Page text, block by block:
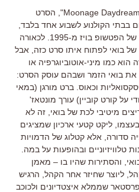
באופן מפתיע השיר שפותח את "Moonage Daydream", הסרט
בבתי הקולנוע לשבוע אחד בלבד,
הוא "Hallo Spaceboy", ברימיקס של הפטשופ בויז מ-1995. לכאורה
של בואי לפתוח איתו סרט כזה, אבל
כמו מיני-אוטוביוגרפיה או
את בואי הזמר ושבהם עוסק הסרט:
וכאוס. ברט מורגן (במאי
על קורט קוביין) עורך מונטאז'
מיטיבי לכת של בואי, זה לא
ליקט קטעי ארכיון שמציגים
סדורה, אלא קטלוג של הדמויות
טלוויזיוניים ובהופעות על במה.
והסתירות שהיו בו – מאמן
ליוצר שחיזר אחר הקהל, הרגיש
שממלא איצטדיונים ולכוכב